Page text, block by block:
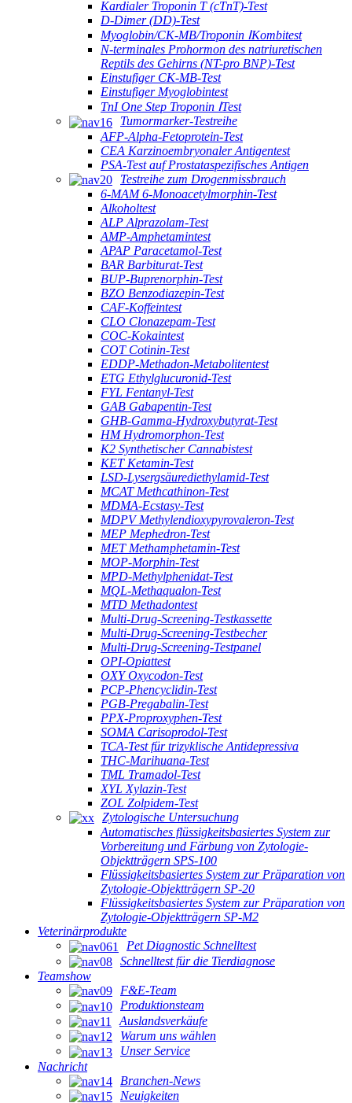
Kardialer Troponin T (cTnT)-Test
D-Dimer (DD)-Test
Myoglobin/CK-MB/Troponin ⅠKombitest
N-terminales Prohormon des natriuretischen
Reptils des Gehirns (NT-pro BNP)-Test
Einstufiger CK-MB-Test
Einstufiger Myoglobintest
TnI One Step Troponin ⅠTest
Tumormarker-Testreihe
AFP-Alpha-Fetoprotein-Test
CEA Karzinoembryonaler Antigentest
PSA-Test auf Prostataspezifisches Antigen
Testreihe zum Drogenmissbrauch
6-MAM 6-Monoacetylmorphin-Test
Alkoholtest
ALP Alprazolam-Test
AMP-Amphetamintest
APAP Paracetamol-Test
BAR Barbiturat-Test
BUP-Buprenorphin-Test
BZO Benzodiazepin-Test
CAF-Koffeintest
CLO Clonazepam-Test
COC-Kokaintest
COT Cotinin-Test
EDDP-Methadon-Metabolitentest
ETG Ethylglucuronid-Test
FYL Fentanyl-Test
GAB Gabapentin-Test
GHB-Gamma-Hydroxybutyrat-Test
HM Hydromorphon-Test
K2 Synthetischer Cannabistest
KET Ketamin-Test
LSD-Lysergsäurediethylamid-Test
MCAT Methcathinon-Test
MDMA-Ecstasy-Test
MDPV Methylendioxypyrovaleron-Test
MEP Mephedron-Test
MET Methamphetamin-Test
MOP-Morphin-Test
MPD-Methylphenidat-Test
MQL-Methaqualon-Test
MTD Methadontest
Multi-Drug-Screening-Testkassette
Multi-Drug-Screening-Testbecher
Multi-Drug-Screening-Testpanel
OPI-Opiattest
OXY Oxycodon-Test
PCP-Phencyclidin-Test
PGB-Pregabalin-Test
PPX-Proproxyphen-Test
SOMA Carisoprodol-Test
TCA-Test für trizyklische Antidepressiva
THC-Marihuana-Test
TML Tramadol-Test
XYL Xylazin-Test
ZOL Zolpidem-Test
Zytologische Untersuchung
Automatisches flüssigkeitsbasiertes System zur
Vorbereitung und Färbung von Zytologie-
Objektträgern SPS-100
Flüssigkeitsbasiertes System zur Präparation von
Zytologie-Objektträgern SP-20
Flüssigkeitsbasiertes System zur Präparation von
Zytologie-Objektträgern SP-M2
Veterinärprodukte
Pet Diagnostic Schnelltest
Schnelltest für die Tierdiagnose
Teamshow
F&E-Team
Produktionsteam
Auslandsverkäufe
Warum uns wählen
Unser Service
Nachricht
Branchen-News
Neuigkeiten